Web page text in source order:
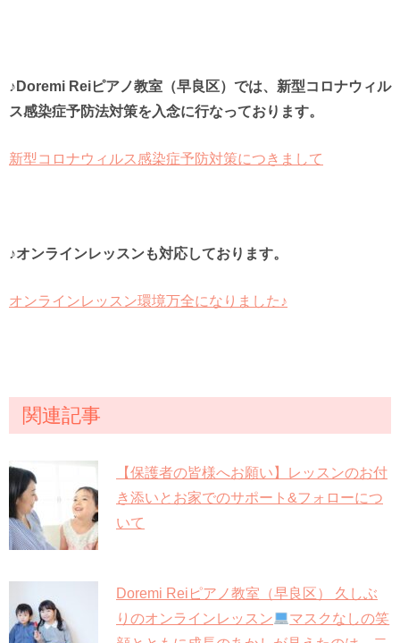
♪Doremi Reiピアノ教室（早良区）では、新型コロナウィル
ス感染症予防法対策を入念に行なっております。
新型コロナウィルス感染症予防対策につきまして
♪オンラインレッスンも対応しております。
オンラインレッスン環境万全になりました♪
関連記事
【保護者の皆様へお願い】レッスンのお付
き添いとお家でのサポート&フォローにつ
いて
Doremi Reiピアノ教室（早良区） 久しぶ
りのオンラインレッスン
マスクなしの笑